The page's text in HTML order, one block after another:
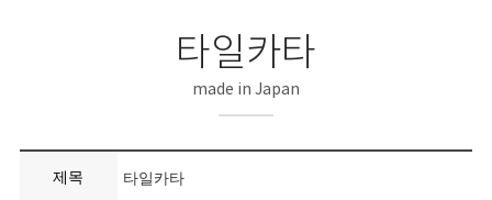
타일카타
made in Japan
제목 타일카타